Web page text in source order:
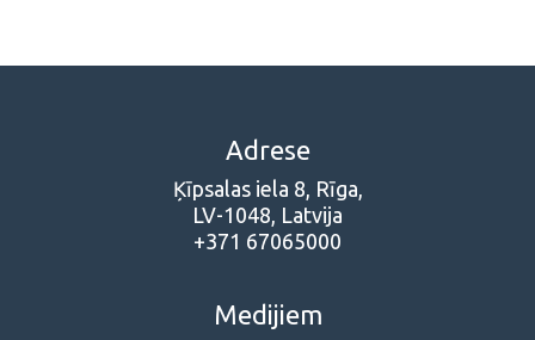
Adrese
Ķīpsalas iela 8, Rīga,
LV-1048, Latvija
+371 67065000
Medijiem